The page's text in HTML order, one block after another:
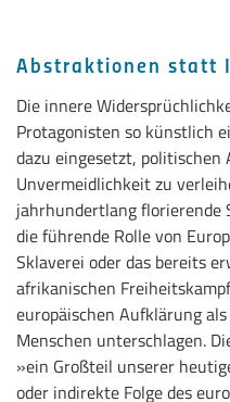
Abstraktionen statt
Die innere
Protagonisten so künstlich
dazu eingesetzt, politischen
Unvermeidlichkeit zu
jahrhundertlang florierende
die führende Rolle von
Sklaverei oder das bereits
afrikanischen
europäischen Aufklärung
Menschen unterschlagen.
»ein Großteil unserer
oder indirekte Folge des